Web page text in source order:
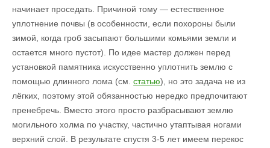
начинает проседать. Причиной тому — естественное
уплотнение почвы (в особенности, если похороны были
зимой, когда гроб засыпают большими комьями земли и
остается много пустот). По идее мастер должен перед
установкой памятника искусственно уплотнить землю с
помощью длинного лома (см.статью), но это задача не из
лёгких, поэтому этой обязанностью нередко предпочитают
пренебречь. Вместо этого просто разбрасывают землю
могильного холма по участку, частично утаптывая ногами
верхний слой. В результате спустя 3-5 лет имеем перекос